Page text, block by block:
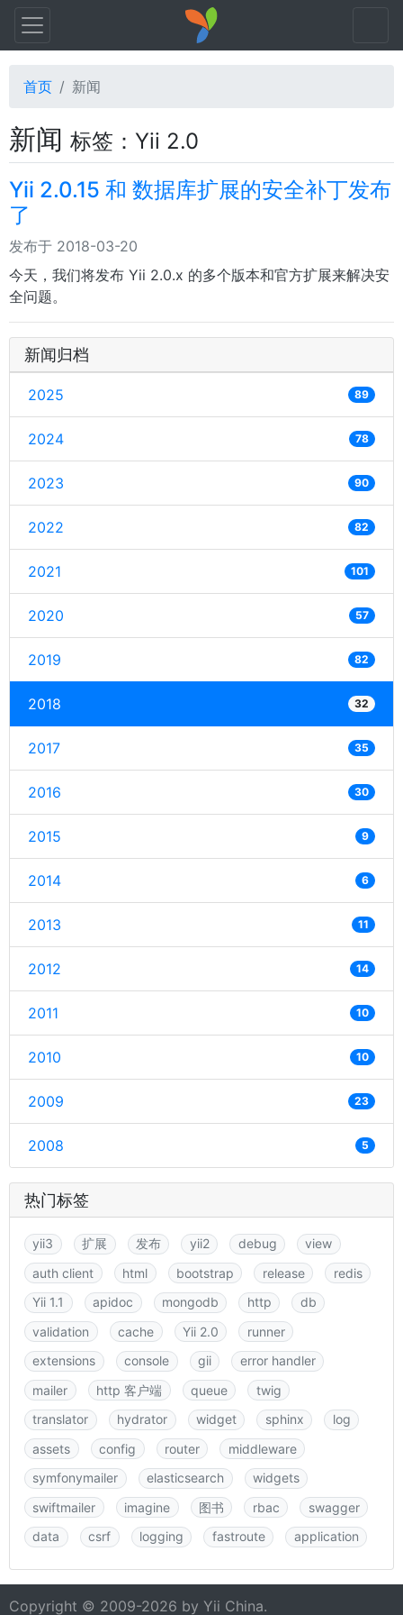
首页 新闻
新闻 标签：Yii 2.0
Yii 2.0.15 和 数据库扩展的安全补丁发布
了
发布于 2018-03-20
今天，我们将发布 Yii 2.0.x 的多个版本和官方扩展来解决安
全问题。
新闻归档
2025 89
2024 78
2023 90
2022 82
2021 101
2020 57
2019 82
2018 32
2017 35
2016 30
2015 9
2014 6
2013 11
2012 14
2011 10
2010 10
2009 23
2008 5
热门标签
yii3 扩展 发布 yii2 debug
view
auth client
html bootstrap release
redis
Yii 1.1
apidoc mongodb http
db
validation
cache Yii 2.0
runner
extensions
console gii
error handler
mailer
http 客户端 queue
twig
translator
hydrator widget sphinx
log
assets
config router
middleware
symfonymailer
elasticsearch
widgets
swiftmailer
imagine 图书 rbac
swagger
data
csrf logging fastroute application
Copyright © 2009-2026 by Yii China.